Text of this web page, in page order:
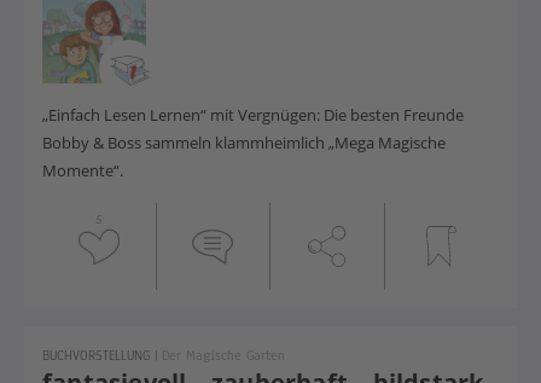
„Einfach Lesen Lernen“ mit Vergnügen: Die besten Freunde
Bobby & Boss sammeln klammheimlich „Mega Magische
Momente“.
5
BUCHVORSTELLUNG | Der Magische Garten